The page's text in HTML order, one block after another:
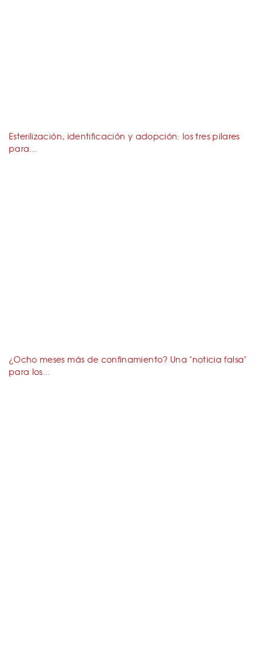
Esterilización, identificación y adopción: los tres pilares
para...
¿Ocho meses más de confinamiento? Una "noticia falsa"
para los...